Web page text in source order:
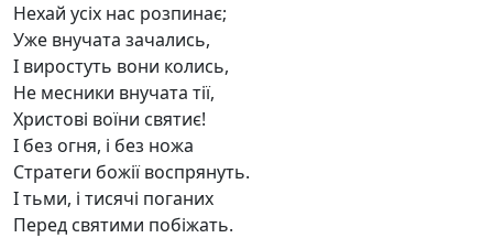
Нехай усіх нас розпинає;
Уже внучата зачались,
І виростуть вони колись,
Не месники внучата тії,
Христові воїни святиє!
І без огня, і без ножа
Стратеги божії воспрянуть.
І тьми, і тисячі поганих
Перед святими побіжать.